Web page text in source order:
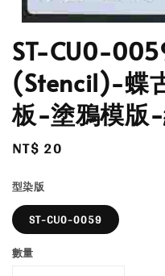
ST-CU0-
(Stencil)-蝶
板-塗鴉模版
Regular
NT$ 20
型染版
ST-CU0-0059
數量